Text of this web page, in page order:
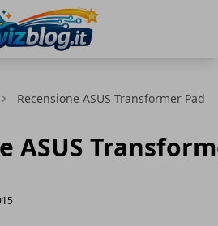
Recensione ASUS Transformer Pad
ASUS